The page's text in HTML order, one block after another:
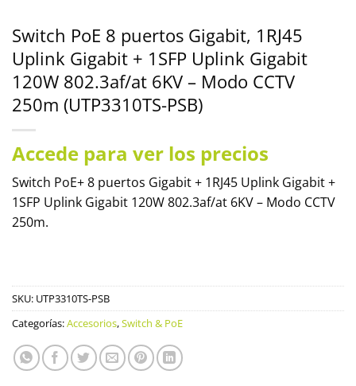
Switch PoE 8 puertos Gigabit, 1RJ45
Uplink Gigabit + 1SFP Uplink Gigabit
120W 802.3af/at 6KV – Modo CCTV
250m (UTP3310TS-PSB)
Accede para ver los precios
Switch PoE+ 8 puertos Gigabit + 1RJ45 Uplink Gigabit +
1SFP Uplink Gigabit 120W 802.3af/at 6KV – Modo CCTV
250m.
SKU: UTP3310TS-PSB
Categorías:Accesorios,Switch & PoE